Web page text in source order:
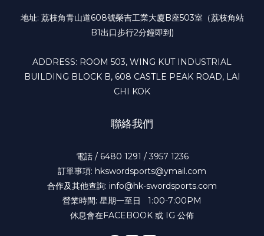
地址: 荔枝角青山道608號榮吉工業大廈B座503室（荔枝角站
B1出口步行2分鐘即到)
ADDRESS: ROOM 503, WING KUT INDUSTRIAL
BUILDING BLOCK B, 608 CASTLE PEAK ROAD, LAI
CHI KOK
聯絡我們
電話 / 6480 1291 / 3957 1236
訂單事項: hkswordsports@ymail.com
合作及其他查詢: info@hk-swordsports.com
營業時間: 星期一至日 1:00-7:00PM
休息會在FACEBOOK 或 IG 公佈